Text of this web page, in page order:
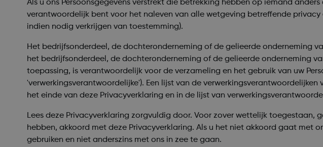
Als u ons Persoonsgegevens verstrekt die betrekking hebben op iemand
verantwoordelijk bent voor het naleven van alle wetgeving betreffende
indien nodig verkrijgen van toestemming).
Het bedrijfsonderdeel, de dochteronderneming of de gelieerde onderneming
het bedrijfsonderdeel, de dochteronderneming of de gelieerde onderneming
toepassing, is verantwoordelijk voor de verzameling en het gebruik van uw
'verwerkingsverantwoordelijke'). Een lijst van de verwerkingsverantwoordelijken
het einde van deze Privacyverklaring en in de lijst van
Lees deze Privacyverklaring zorgvuldig door. Voor zover wettelijk toegestaan,
hebben, akkoord met deze Privacyverklaring. Als u het niet akkoord gaat met
gebruiken en niet anderszins met ons in zee te gaan.